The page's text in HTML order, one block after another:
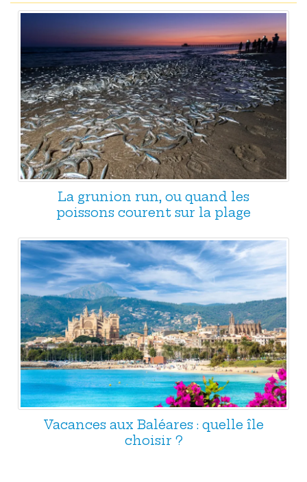
La grunion run, ou quand les
poissons courent sur la plage
Vacances aux Baléares : quelle île
choisir ?